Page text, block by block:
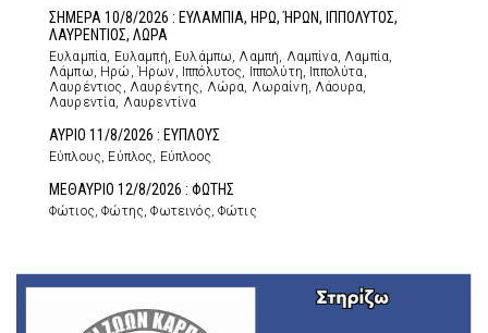
ΣΗΜΕΡΑ 10/8/2026 : ΕΥΛΑΜΠΙΑ, ΗΡΩ, ΉΡΩΝ, ΙΠΠΟΛΥΤΟΣ,
ΛΑΥΡΕΝΤΙΟΣ, ΛΩΡΑ
Ευλαμπία, Ευλαμπή, Ευλάμπω, Λαμπή, Λαμπίνα, Λαμπία,
Λάμπω, Ηρώ, Ήρων, Ιππόλυτος, Ιππολύτη, Ιππολύτα,
Λαυρέντιος, Λαυρέντης, Λώρα, Λωραίνη, Λάουρα,
Λαυρεντία, Λαυρεντίνα
ΑΥΡΙΟ 11/8/2026 : ΕΥΠΛΟΥΣ
Εύπλους, Εύπλος, Εύπλοος
ΜΕΘΑΥΡΙΟ 12/8/2026 : ΦΩΤΗΣ
Φώτιος, Φώτης, Φωτεινός, Φώτις